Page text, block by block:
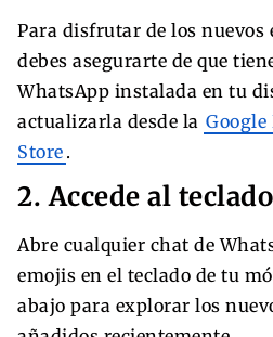
Para disfrutar de los
debes asegurarte de que
WhatsApp instalada en tu
actualizarla desde la Google
Store .
2. Accede al
Abre cualquier chat de
emojis en el teclado de tu
abajo para explorar los